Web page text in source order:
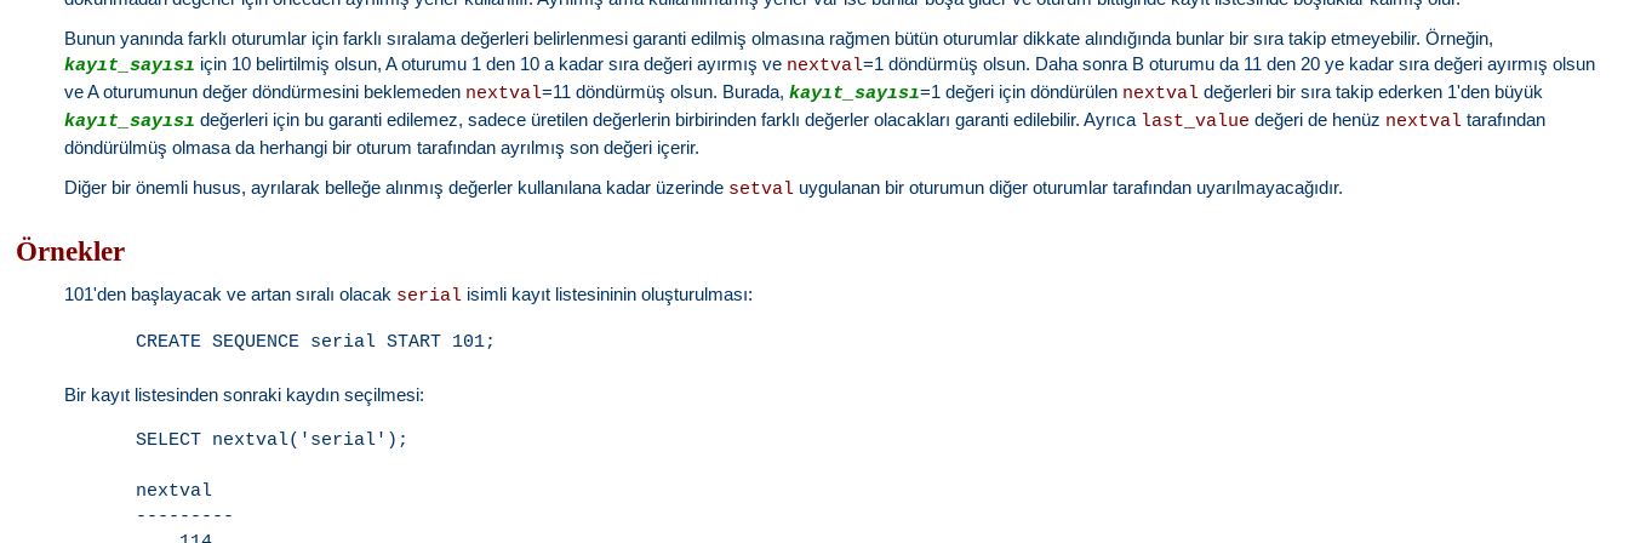
Bunun yanında farklı oturumlar için farklı sıralama değerleri belirlenmesi garanti edilmiş olmasına rağmen bütün oturumlar dikkate alındığında bunlar bir sıra takip etmeyebilir. Örneğin,
kayıt_sayısı için 10 belirtilmiş olsun, A oturumu 1 den 10 a kadar sıra değeri ayırmış ve nextval=1 döndürmüş olsun. Daha sonra B oturumu da 11 den 20 ye kadar sıra değeri ayırmış olsun
ve A oturumunun değer döndürmesini beklemeden nextval=11 döndürmüş olsun. Burada,kayıt_sayısı=1 değeri için döndürülen nextval değerleri bir sıra takip ederken 1'den büyük
kayıt_sayısı değerleri için bu garanti edilemez, sadece üretilen değerlerin birbirinden farklı değerler olacakları garanti edilebilir. Ayrıca last_value değeri de henüz nextval tarafından
döndürülmüş olmasa da herhangi bir oturum tarafından ayrılmış son değeri içerir.
Diğer bir önemli husus, ayrılarak belleğe alınmış değerler kullanılana kadar üzerinde setval uygulanan bir oturumun diğer oturumlar tarafından uyarılmayacağıdır.
Örnekler
101'den başlayacak ve artan sıralı olacak serial isimli kayıt listesininin oluşturulması:
Bir kayıt listesinden sonraki kaydın seçilmesi:
SELECT nextval('serial');
nextval
---------